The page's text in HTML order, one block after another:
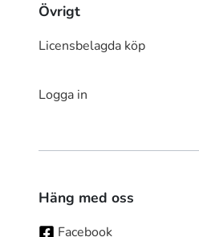
Övrigt
Licensbelagda köp
Logga in
Häng med oss
Facebook